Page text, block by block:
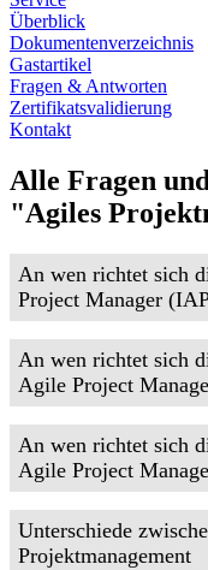
Überblick
Dokumentenverzeichnis
Gastartikel
Fragen & Antworten
Zertifikatsvalidierung
Kontakt
Alle Fragen
"Agiles
An wen richtet sich
Project Manager
An wen richtet sich
Agile Project
An wen richtet sich
Agile Project
Unterschiede
Projektmanagement